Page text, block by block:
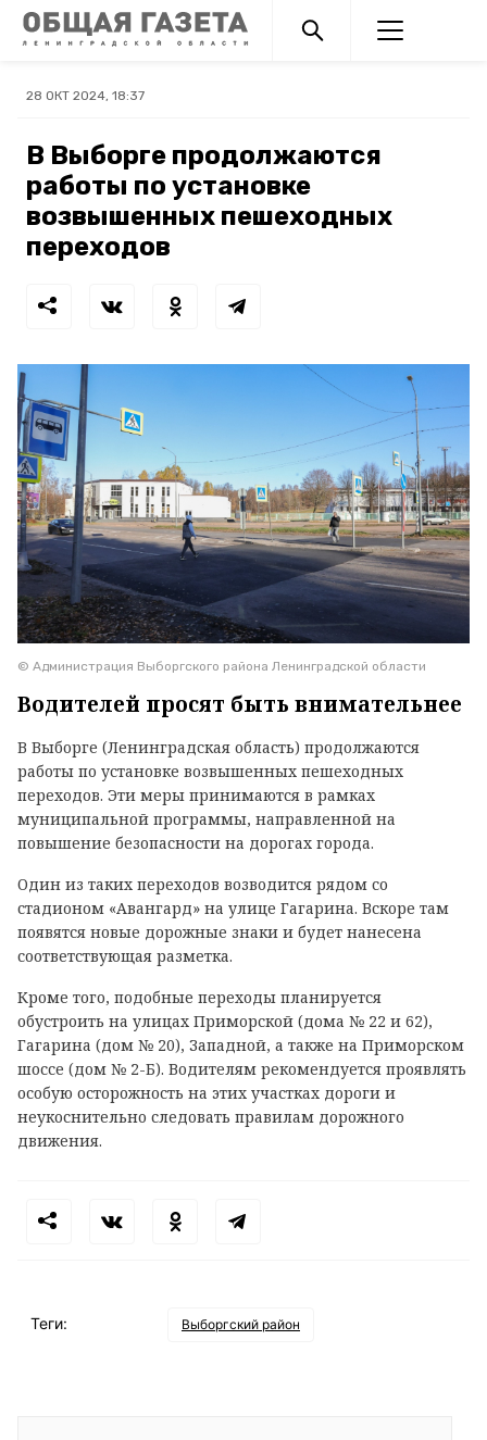
28 ОКТ 2024, 18:37
В Выборге продолжаются
работы по установке
возвышенных пешеходных
переходов
© Администрация Выборгского района Ленинградской области
Водителей просят быть внимательнее
В Выборге (Ленинградская область) продолжаются
работы по установке возвышенных пешеходных
переходов. Эти меры принимаются в рамках
муниципальной программы, направленной на
повышение безопасности на дорогах города.
Один из таких переходов возводится рядом со
стадионом «Авангард» на улице Гагарина. Вскоре там
появятся новые дорожные знаки и будет нанесена
соответствующая разметка.
Кроме того, подобные переходы планируется
обустроить на улицах Приморской (дома № 22 и 62),
Гагарина (дом № 20), Западной, а также на Приморском
шоссе (дом № 2-Б). Водителям рекомендуется проявлять
особую осторожность на этих участках дороги и
неукоснительно следовать правилам дорожного
движения.
Теги: Выборгский район